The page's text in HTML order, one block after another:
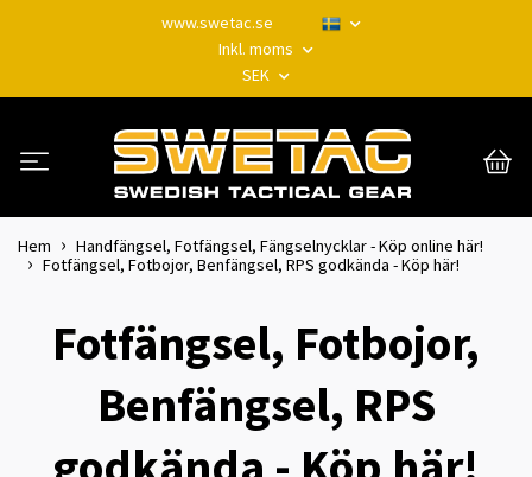
www.swetac.se
Inkl. moms
SEK
Hem
Handfängsel, Fotfängsel, Fängselnycklar - Köp online här!
Fotfängsel, Fotbojor, Benfängsel, RPS godkända - Köp här!
Fotfängsel, Fotbojor,
Benfängsel, RPS